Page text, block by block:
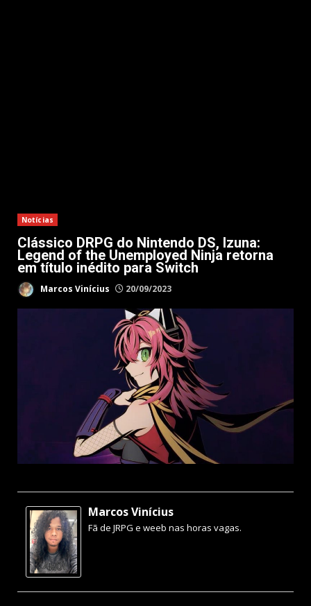
Notícias
Clássico DRPG do Nintendo DS, Izuna:
Legend of the Unemployed Ninja retorna
em título inédito para Switch
Marcos Vinícius 20/09/2023
Marcos Vinícius
Fã de JRPG e weeb nas horas vagas.